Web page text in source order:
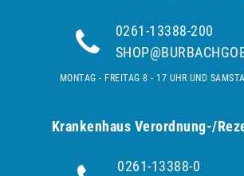
0261-13388-200
MONTAG - FREITAG 8 - 17 UHR UND
Krankenhaus Verordnung-/
0261-13388-0